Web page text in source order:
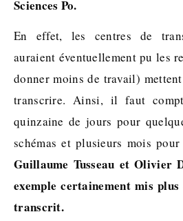
Sciences Po.
En effet, les centres de
auraient éventuellement pu les
donner moins de travail)
transcrire. Ainsi, il faut
quinzaine de jours pour
schémas et plusieurs mois
Guillaume Tusseau et Olivier
exemple certainement mis
transcrit.